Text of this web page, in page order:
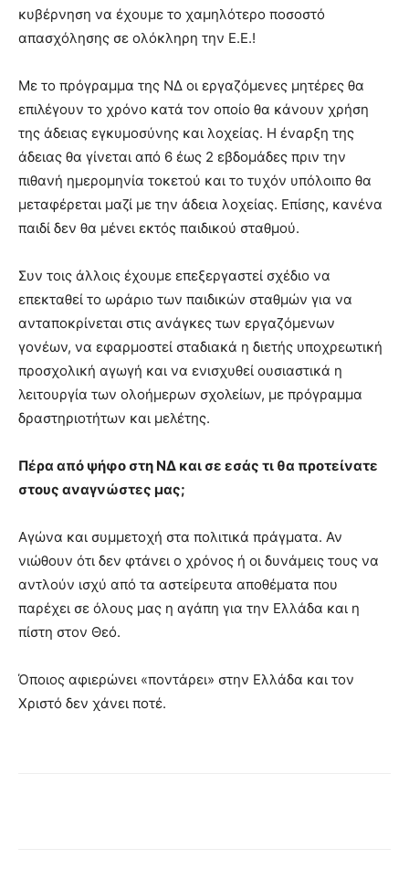
κυβέρνηση να έχουμε το χαμηλότερο ποσοστό
απασχόλησης σε ολόκληρη την Ε.Ε.!
Με το πρόγραμμα της ΝΔ οι εργαζόμενες μητέρες θα
επιλέγουν το χρόνο κατά τον οποίο θα κάνουν χρήση
της άδειας εγκυμοσύνης και λοχείας. Η έναρξη της
άδειας θα γίνεται από 6 έως 2 εβδομάδες πριν την
πιθανή ημερομηνία τοκετού και το τυχόν υπόλοιπο θα
μεταφέρεται μαζί με την άδεια λοχείας. Επίσης, κανένα
παιδί δεν θα μένει εκτός παιδικού σταθμού.
Συν τοις άλλοις έχουμε επεξεργαστεί σχέδιο να
επεκταθεί το ωράριο των παιδικών σταθμών για να
ανταποκρίνεται στις ανάγκες των εργαζόμενων
γονέων, να εφαρμοστεί σταδιακά η διετής υποχρεωτική
προσχολική αγωγή και να ενισχυθεί ουσιαστικά η
λειτουργία των ολοήμερων σχολείων, με πρόγραμμα
δραστηριοτήτων και μελέτης.
Πέρα από ψήφο στη ΝΔ και σε εσάς τι θα προτείνατε
στους αναγνώστες μας;
Αγώνα και συμμετοχή στα πολιτικά πράγματα. Αν
νιώθουν ότι δεν φτάνει ο χρόνος ή οι δυνάμεις τους να
αντλούν ισχύ από τα αστείρευτα αποθέματα που
παρέχει σε όλους μας η αγάπη για την Ελλάδα και η
πίστη στον Θεό.
Όποιος αφιερώνει «ποντάρει» στην Ελλάδα και τον
Χριστό δεν χάνει ποτέ.